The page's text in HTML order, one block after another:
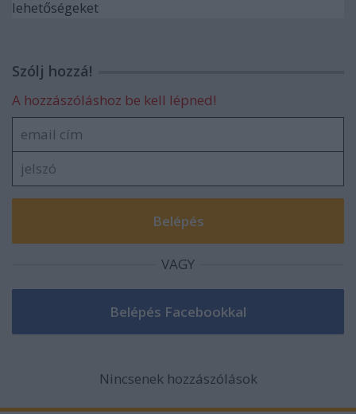
Szólj hozzá!
A hozzászóláshoz be kell lépned!
VAGY
Nincsenek hozzászólások